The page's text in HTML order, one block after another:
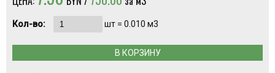
Кол-во: шт = 0.010 м3
В КОРЗИНУ